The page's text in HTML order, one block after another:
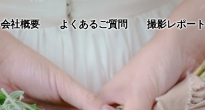
会社概要 よくあるご質問 撮影レポート